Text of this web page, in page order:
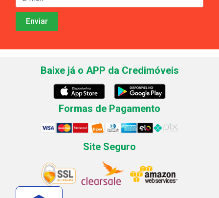
Baixe já o APP da Credimóveis
Formas de Pagamento
Site Seguro